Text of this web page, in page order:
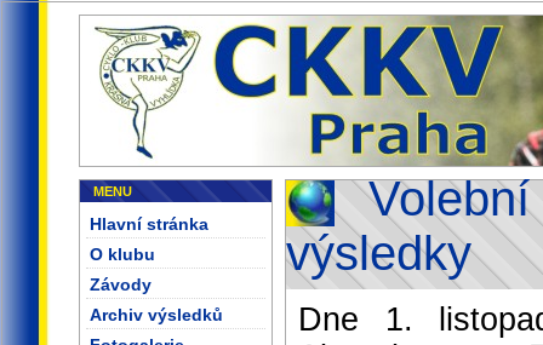
MENU
Hlavní stránka
O klubu
Závody
Archiv výsledků
Volební
výsledky
Dne 1.